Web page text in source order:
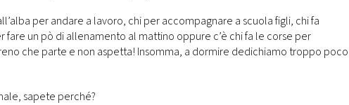
per andare a lavoro, chi per accompagnare a scuola figli, chi fa
fare un pò di allenamento al mattino oppure c’è chi fa le corse per
che parte e non aspetta! Insomma, a dormire dedichiamo troppo poco
sapete perché?